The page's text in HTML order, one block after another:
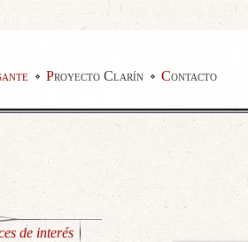
Proyecto Clarín Contacto
de interés